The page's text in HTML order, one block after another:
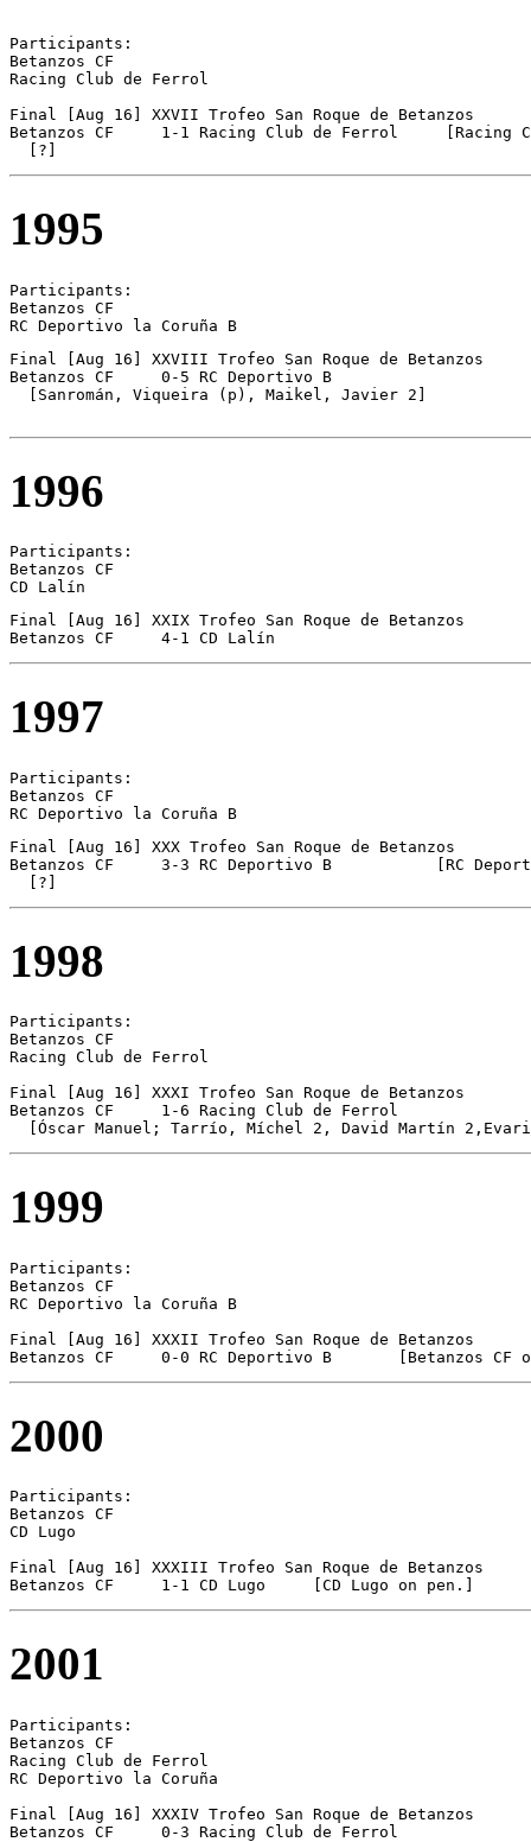
Participants:
Betanzos CF
Racing Club de Ferrol
Final [Aug 16] XXVII Trofeo San Roque de Betanzos
Betanzos CF	1-1 Racing Club de Ferrol     [Racing Club de Ferrol on pen.]
  [?]
1995
Participants:
Betanzos CF
RC Deportivo la Coruña B
Final [Aug 16] XXVIII Trofeo San Roque de Betanzos
Betanzos CF	0-5 RC Deportivo B
  [Sanromán, Viqueira (p), Maikel, Javier 2]
1996
Participants:
Betanzos CF
CD Lalín
Final [Aug 16] XXIX Trofeo San Roque de Betanzos
1997
Participants:
Betanzos CF
RC Deportivo la Coruña B
Final [Aug 16] XXX Trofeo San Roque de Betanzos
Betanzos CF	3-3 RC Deportivo B           [RC Deportivo B on pen.]
1998
Participants:
Betanzos CF
Racing Club de Ferrol
Final [Aug 16] XXXI Trofeo San Roque de Betanzos
Betanzos CF	1-6 Racing Club de Ferrol
[Óscar Manuel; Tarrío, Míchel 2, David Martín
1999
Participants:
Betanzos CF
RC Deportivo la Coruña B
Final [Aug 16] XXXII Trofeo San Roque de Betanzos
Betanzos CF	0-0 RC Deportivo B       [Betanzos
2000
Participants:
Betanzos CF
CD Lugo
Final [Aug 16] XXXIII Trofeo San Roque de Betanzos
Betanzos CF	1-1 CD Lugo     [CD Lugo on pen.]
2001
Participants:
Betanzos CF
Racing Club de Ferrol
RC Deportivo la Coruña
Final [Aug 16] XXXIV Trofeo San Roque de Betanzos
Betanzos CF	0-3 Racing Club de Ferrol